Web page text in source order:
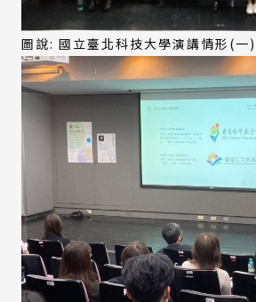
圖說: 國立臺北科技大學演講情形(一)